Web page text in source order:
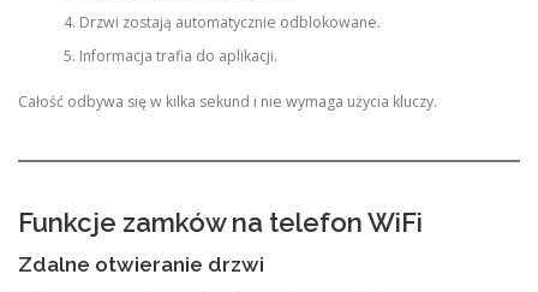
Drzwi zostają automatycznie odblokowane.
Informacja trafia do aplikacji.
Całość odbywa się w kilka sekund i nie wymaga użycia kluczy.
Funkcje zamków na telefon WiFi
Zdalne otwieranie drzwi